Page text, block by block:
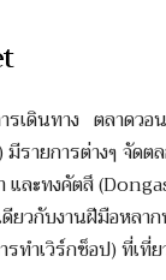
เดินทาง ตลาดว
ายการต่างๆ จัดต
ละทงคัตสึ
วกับงานฝีมือหลาก
ทำเวิร์กช็อป) ที่เที่